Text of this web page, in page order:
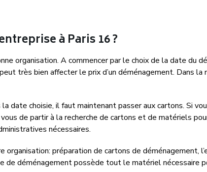
à Paris 16 ?
organisation. A commencer par le choix de la date du
très bien affecter le prix d’un déménagement. Dans
date choisie, il faut maintenant passer aux cartons. Si
de partir à la recherche de cartons et de matériels
nécessaires.
préparation de cartons de déménagement,
déménagement possède tout le matériel nécessaire